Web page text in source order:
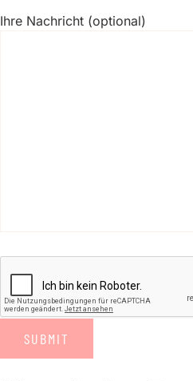
Ihre Nachricht (optional)